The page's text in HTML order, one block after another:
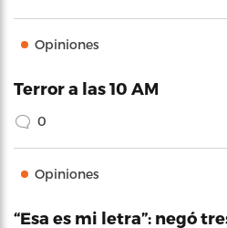
Opiniones
Terror a las 10 AM
0
Opiniones
“Esa es mi letra”: negó